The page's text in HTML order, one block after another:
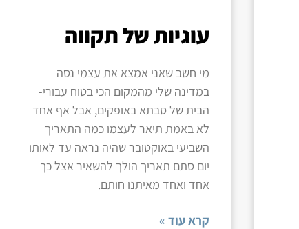
עוגיות של תקווה
מי חשב שאני אמצא את עצמי נסה
במדינה שלי מהמקום הכי בטוח עבורי-
הבית של סבתא באופקים, אבל אף אחד
לא באמת תיאר לעצמו כמה התאריך
השביעי באוקטובר שהיה נראה עד לאותו
יום סתם תאריך הולך להשאיר אצל כך
אחד ואחד מאיתנו חותם.
קרא עוד »